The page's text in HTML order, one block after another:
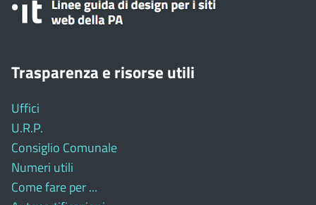
Trasparenza e risorse utili
Uffici
U.R.P.
Consiglio Comunale
Numeri utili
Come fare per ...